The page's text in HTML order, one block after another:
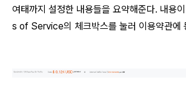
여태까지 설정한 내용들을 요약해준다. 내용
s of Service의 체크박스를 눌러 이용약관에